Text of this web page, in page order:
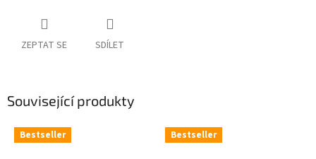
ZEPTAT SE SDÍLET
Související produkty
Bestseller Bestseller